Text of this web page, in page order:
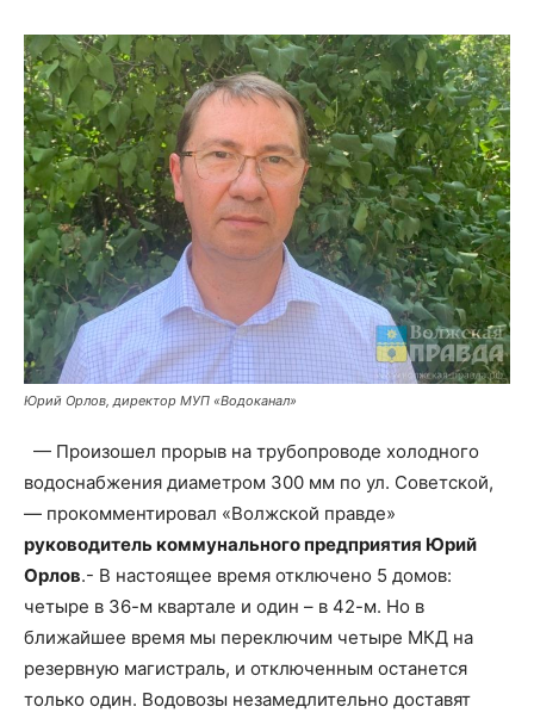
Юрий Орлов, директор МУП «Водоканал»
— Произошел прорыв на трубопроводе холодного
водоснабжения диаметром 300 мм по ул. Советской,
— прокомментировал «Волжской правде»
руководитель коммунального предприятия Юрий
Орлов.- В настоящее время отключено 5 домов:
четыре в 36-м квартале и один – в 42-м. Но в
ближайшее время мы переключим четыре МКД на
резервную магистраль, и отключенным останется
только один. Водовозы незамедлительно доставят